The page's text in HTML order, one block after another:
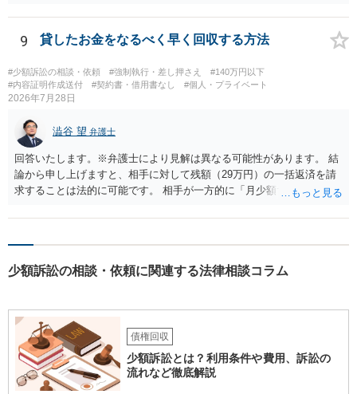
夜間の送達を上申するのが基本になりますが、感覚的には郵便局を動
かすには早すぎるので執行官送達を申し立てる必要があるかもしれま
せん。裁判所としては（あまりに特殊すぎて）就業場所送達を認めな
い可能性もありますし、執行官送達には費用もかかりますので、まず
は裁判所へ相談した方がよいと思います。
9 貸したお金をなるべく早く回収する方法
#少額訴訟の相談・依頼 #強制執行・差し押さえ
#140万円以下
#内容証明作成送付
#契約書・借用書なし #個人・プライベート
2026年7月28日
澁谷 望 弁護士
回答いたします。※弁護士により見解は異なる可能性があります。 結
論から申し上げますと、相手に対して残額（29万円）の一括返済を請
求することは法的に可能です。 相手が一方的に「月少額ずつ返す」と
は成立していません。当初の返済期日も過ぎているため、一括返済を
払いには同意していないため、残額の一括払いを求める」旨を明確に
まず本名や住所の特定を進めてください。 相手が購入した高額商品
（Switch2等）の事実も踏まえ、応じない場合は法的措置を辞さない姿
勢で交渉に臨むのが現実的かと思います。
少額訴訟の相談・依頼に関連する法律相談コラム
債権回収
少額訴訟とは？利用条件や費用、訴訟の
流れなど徹底解説